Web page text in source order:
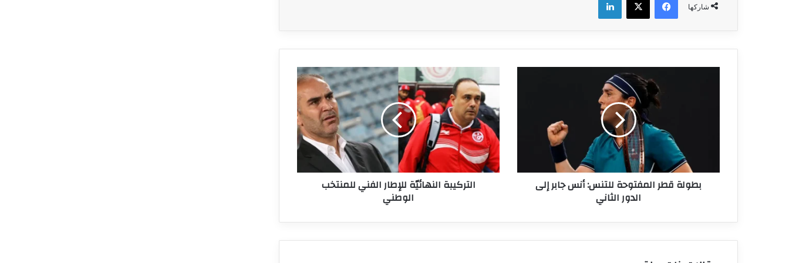
شاركها
الثاني
بطولة قطر المفتوحة للتنس: أنس جابر إلى
الدور الثاني
النهائيّة
للإطار
الفني
للمنتخب
الوطني
التركيبة النهائيّة للإطار الفني للمنتخب
الوطني